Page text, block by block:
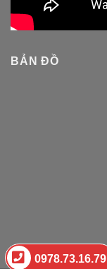
0978.73.16.79
BẢN ĐỒ